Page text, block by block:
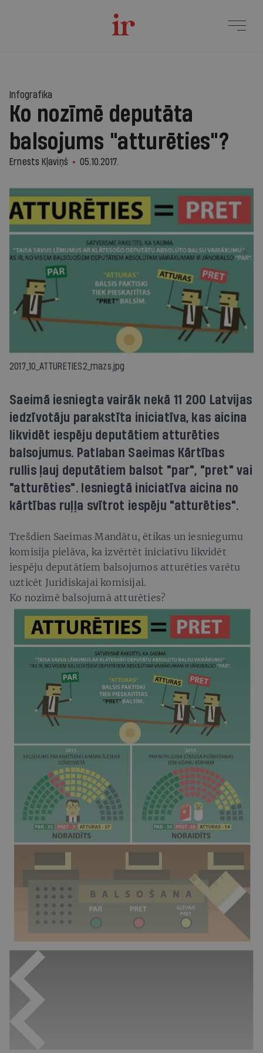
Infografika
Ko nozīmē deputāta
balsojums "atturēties"?
Ernests Kļaviņš 05.10.2017.
2017_10_ATTURETIES2_mazs.jpg
Saeimā iesniegta vairāk nekā 11 200 Latvijas
iedzīvotāju parakstīta iniciatīva, kas aicina
likvidēt iespēju deputātiem atturēties
balsojumus. Patlaban Saeimas Kārtības
rullis ļauj deputātiem balsot "par", "pret" vai
"atturēties". Iesniegtā iniciatīva aicina no
kārtības ruļļa svītrot iespēju "atturēties".
Trešdien Saeimas Mandātu, ētikas un iesniegumu
komisija pielāva, ka izvērtēt iniciatīvu likvidēt
iespēju deputātiem balsojumos atturēties varētu
uzticēt Juridiskajai komisijai.
Ko nozīmē balsojumā atturēties?